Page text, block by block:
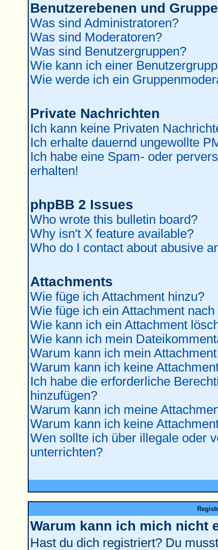
Benutzerebenen und
Was sind Administratoren?
Was sind Moderatoren?
Was sind Benutzergruppen?
Wie kann ich einer
Wie werde ich ein
Private Nachrichten
Ich kann keine Privaten
Ich erhalte dauernd ungewollte
Ich habe eine Spam- oder
erhalten!
phpBB 2 Issues
Who wrote this bulletin board?
Why isn't X feature available?
Who do I contact about abusive
Attachments
Wie füge ich Attachment hinzu?
Wie füge ich ein Attachment
Wie kann ich ein Attachment
Wie kann ich mein
Warum kann ich mein
Warum kann ich keine
Ich habe die erforderliche
hinzufügen?
Warum kann ich meine
Warum kann ich keine
Wen sollte ich über illegale oder
unterrichten?
Warum kann ich mich nicht
Hast du dich registriert? Du